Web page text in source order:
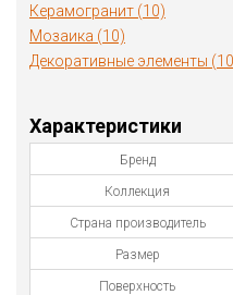
Керамогранит (10)
Мозаика (10)
Декоративные элементы
Характеристики
Бренд
Коллекция
Страна производитель
Размер
Поверхность